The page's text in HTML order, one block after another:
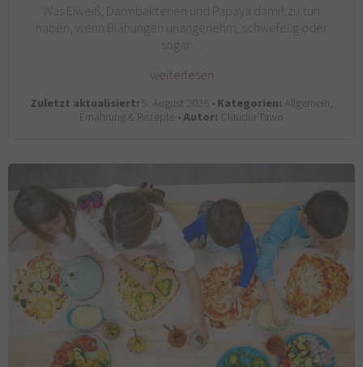
Was Eiweiß, Darmbakterien und Papaya damit zu tun
haben, wenn Blähungen unangenehm, schwefelig oder
sogar…
weiterlesen
Zuletzt aktualisiert: 5. August 2026 •Kategorien: Allgemein,
Ernährung & Rezepte •Autor: Claudia Tawo